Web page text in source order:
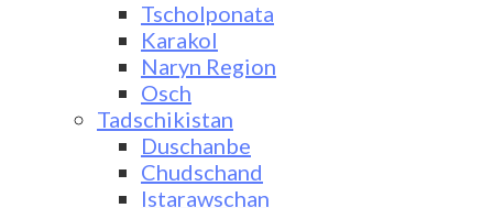
Tscholponata
Karakol
Naryn Region
Osch
Tadschikistan
Duschanbe
Chudschand
Istarawschan